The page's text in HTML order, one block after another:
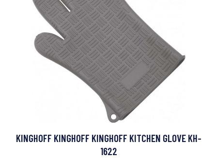
KINGHOFF KINGHOFF KINGHOFF KITCHEN GLOVE KH-
1622